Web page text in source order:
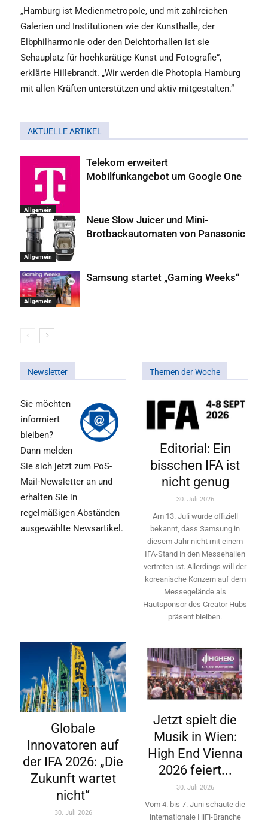
„Hamburg ist Medienmetropole, und mit zahlreichen
Galerien und Institutionen wie der Kunsthalle, der
Elbphilharmonie oder den Deichtorhallen ist sie
Schauplatz für hochkarätige Kunst und Fotografie”,
erklärte Hillebrandt. „Wir werden die Photopia Hamburg
mit allen Kräften unterstützen und aktiv mitgestalten.“
AKTUELLE ARTIKEL
Allgemein
Telekom erweitert
Mobilfunkangebot um Google One
Allgemein
Neue Slow Juicer und Mini-
Brotbackautomaten von Panasonic
Allgemein
Samsung startet „Gaming Weeks“
Newsletter
Sie möchten
informiert
bleiben?
Dann melden
Sie sich jetzt zum PoS-
Mail-Newsletter an und
erhalten Sie in
regelmäßigen Abständen
ausgewählte Newsartikel.
Themen der Woche
Editorial: Ein
bisschen IFA ist
nicht genug
30. Juli 2026
Am 13. Juli wurde offiziell
bekannt, dass Samsung in
diesem Jahr nicht mit einem
IFA-Stand in den Messehallen
vertreten ist. Allerdings will ­der
koreanische Konzern auf dem
Messegelände als
Hautsponsor des Creator Hubs
präsent bleiben.
Globale
Innovatoren auf
der IFA 2026: „Die
Zukunft wartet
nicht“
30. Juli 2026
Jetzt spielt die
Musik in Wien:
High End Vienna
2026 feiert...
30. Juli 2026
Vom 4. bis 7. Juni schaute die
internationale HiFi-Branche